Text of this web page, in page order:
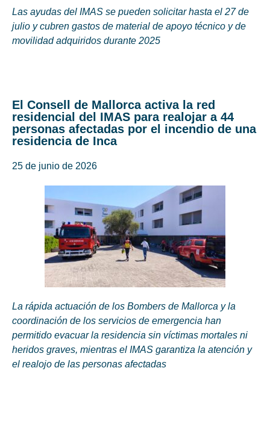
Las ayudas del IMAS se pueden solicitar hasta el 27 de
julio y cubren gastos de material de apoyo técnico y de
movilidad adquiridos durante 2025
El Consell de Mallorca activa la red
residencial del IMAS para realojar a 44
personas afectadas por el incendio de una
residencia de Inca
25 de junio de 2026
La rápida actuación de los Bombers de Mallorca y la
coordinación de los servicios de emergencia han
permitido evacuar la residencia sin víctimas mortales ni
heridos graves, mientras el IMAS garantiza la atención y
el realojo de las personas afectadas